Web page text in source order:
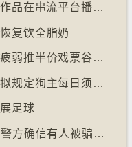
【十万八千里】全AI生成乐团作品在串流平台播放率累积过百万
复饮全脂奶
【十万八千里】美国戏院市道疲弱推半价戏票谷生意
【十万八千里】澳洲首都领地拟规定狗主每日须陪狗只三小时
足球
【十万八千里】⁠新加坡新法如警方确信有人被骗可冻结其户口